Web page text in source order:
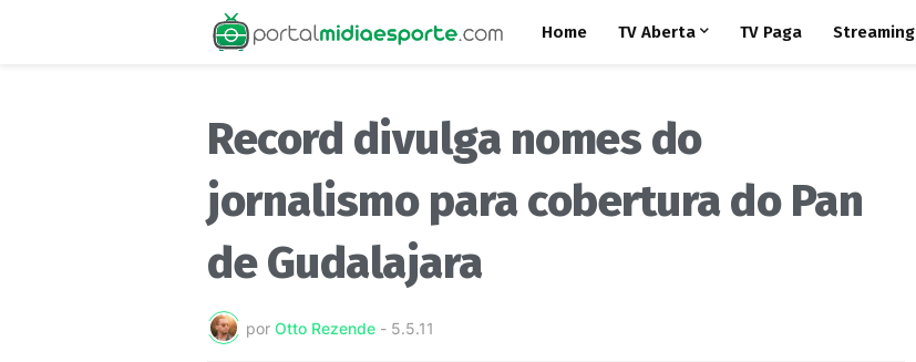
Home TV Aberta TV Paga Streaming
Record divulga nomes do
jornalismo para cobertura do Pan
de Gudalajara
por Otto Rezende - 5.5.11